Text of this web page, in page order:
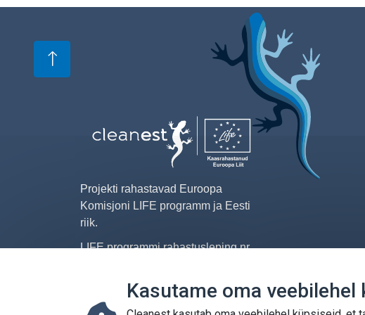
Projekti rahastavad Euroopa
Komisjoni LIFE programm ja Eesti
riik.
LIFE programmi rahastusleping nr
Kasutame oma veebilehel